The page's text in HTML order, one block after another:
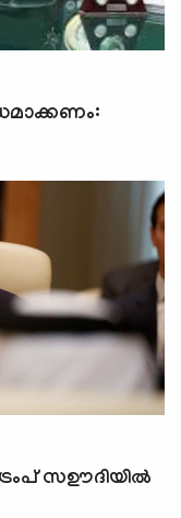
സഊദിയില്‍